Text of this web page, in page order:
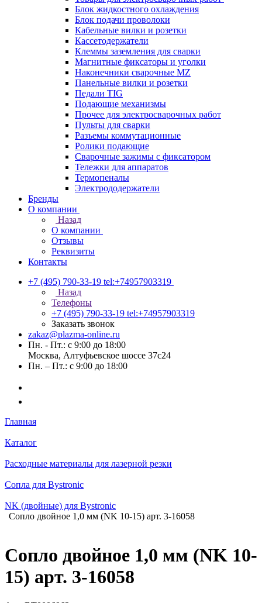
Блок жидкостного охлаждения
Блок подачи проволоки
Кабельные вилки и розетки
Кассетодержатели
Клеммы заземления для сварки
Магнитные фиксаторы и уголки
Наконечники сварочные MZ
Панельные вилки и розетки
Педали TIG
Подающие механизмы
Прочее для электросварочных работ
Пульты для сварки
Разъемы коммутационные
Ролики подающие
Сварочные зажимы с фиксатором
Тележки для аппаратов
Термопеналы
Электрододержатели
Бренды
О компании
Назад
О компании
Отзывы
Реквизиты
Контакты
+7 (495) 790-33-19 tel:+74957903319
Назад
Телефоны
+7 (495) 790-33-19 tel:+74957903319
Заказать звонок
zakaz@plazma-online.ru
Пн. - Пт.: с 9:00 до 18:00
Москва, Алтуфьевское шоссе 37с24
Пн. – Пт.: с 9:00 до 18:00
Главная
Каталог
Расходные материалы для лазерной резки
Сопла для Bystronic
NK (двойные) для Bystronic
Сопло двойное 1,0 мм (NK 10-15) арт. 3-16058
Сопло двойное 1,0 мм (NK 10-
15) арт. 3-16058